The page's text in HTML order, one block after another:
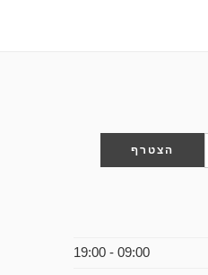
09:00 - 19:00